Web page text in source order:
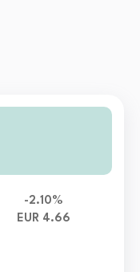
-2.10%
EUR 4.66